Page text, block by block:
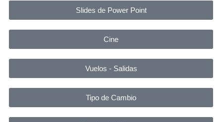
Slides de Power Point
Cine
Vuelos - Salidas
Tipo de Cambio